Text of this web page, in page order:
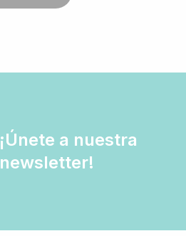
¡Únete a nuestra
newsletter!